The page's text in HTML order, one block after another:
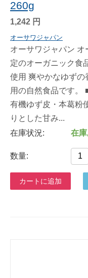
260g
1,242 円
オーサワジャパン
オーサワジャパン
定のオーガニック食
使用 爽やかなゆずの
用の自然食品です。
有機ゆず皮・本葛粉
りとした甘み...
在庫状況:
在庫
数量:
カートに追加